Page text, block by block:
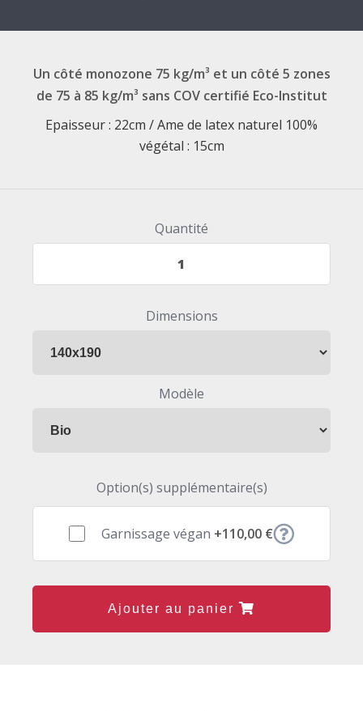
Un côté monozone 75 kg/m³ et un côté 5 zones
de 75 à 85 kg/m³ sans COV certifié Eco-Institut
Epaisseur : 22cm / Ame de latex naturel 100%
végétal : 15cm
Quantité
Dimensions
Modèle
Option(s) supplémentaire(s)
Garnissage végan +110,00 €
Ajouter au panier